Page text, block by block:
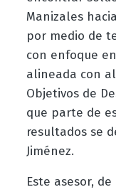
Manizales
por medio de
con enfoque
alineada con
Objetivos de
que parte de
resultados se
Jiménez.
Este asesor,